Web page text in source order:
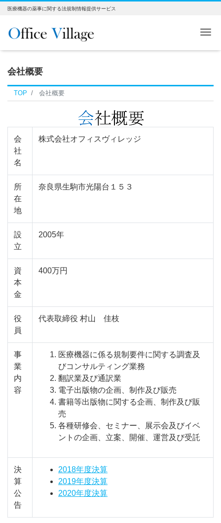
医療機器の薬事に関する法規制情報提供サービス
会社概要
TOP 会社概要
会
社
名
株式会社オフィスヴィレッジ
所
在
地
奈良県生駒市光陽台１５３
設
立
2005年
資
本
金
400万円
役
員
代表取締役 村山 佳枝
事
業
内
容
医療機器に係る規制要件に関する調査及
びコンサルティング業務
翻訳業及び通訳業
電子出版物の企画、制作及び販売
書籍等出版物に関する企画、制作及び販
売
各種研修会、セミナー、展示会及びイベ
ントの企画、立案、開催、運営及び受託
決
算
公
告
2018年度決算
2019年度決算
2020年度決算